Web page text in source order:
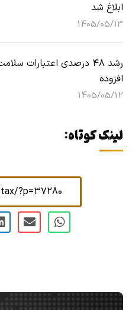
ابلاغ شد
1405/05/13
رشد ۴۸ درصدی اعتبارات
افزوده
1405/05/12
لینک کوتاه:
?p=37280